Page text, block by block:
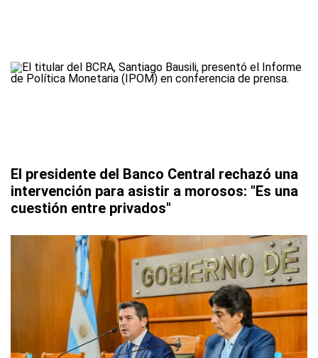
El presidente del Banco Central rechazó una
intervención para asistir a morosos: "Es una
cuestión entre privados"